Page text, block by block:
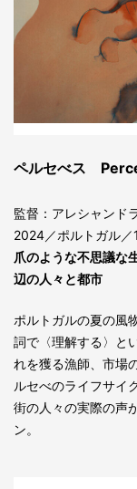
ペルセべス
監督：アレシャンド
2024／ポルトガル／
爪のような不思議な
辺の人々と都市
ポルトガルの夏の風
詞で〈理解する〉と
れを獲る漁師、市場
ルセべのライフサイ
街の人々の実際の声
ン。